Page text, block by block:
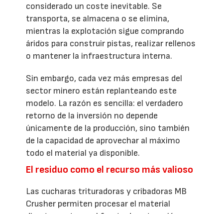
considerado un coste inevitable. Se
transporta, se almacena o se elimina,
mientras la explotación sigue comprando
áridos para construir pistas, realizar rellenos
o mantener la infraestructura interna.
Sin embargo, cada vez más empresas del
sector minero están replanteando este
modelo. La razón es sencilla: el verdadero
retorno de la inversión no depende
únicamente de la producción, sino también
de la capacidad de aprovechar al máximo
todo el material ya disponible.
El residuo como el recurso más valioso
Las cucharas trituradoras y cribadoras MB
Crusher permiten procesar el material